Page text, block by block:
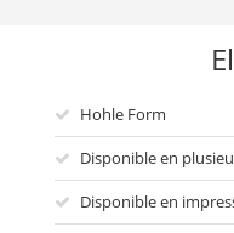
Hohle Form
Disponible en
Disponible en